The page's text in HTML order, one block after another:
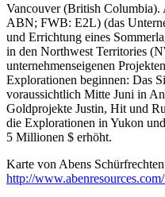
Vancouver (British
ABN; FWB: E2L) (das
und Errichtung eines
in den Northwest Territories
unternehmenseigenen
Explorationen beginnen: Das
voraussichtlich Mitte Juni in
Goldprojekte Justin, Hit und
die Explorationen in Yukon
5 Millionen $ erhöht.
Karte von Abens
http://